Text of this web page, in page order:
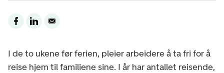
I de to ukene før ferien, pleier arbeidere å ta fri for å
reise hjem til familiene sine. I år har antallet reisende,